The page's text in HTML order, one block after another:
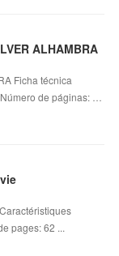
ALHAMBRA
Ficha técnica
de páginas: …
pages: 62 ...